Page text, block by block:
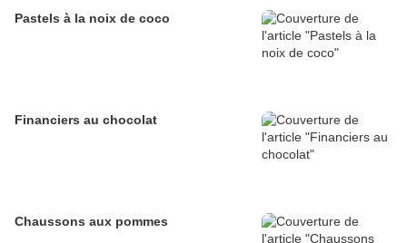
Pastels à la noix de coco
Financiers au chocolat
Chaussons aux pommes